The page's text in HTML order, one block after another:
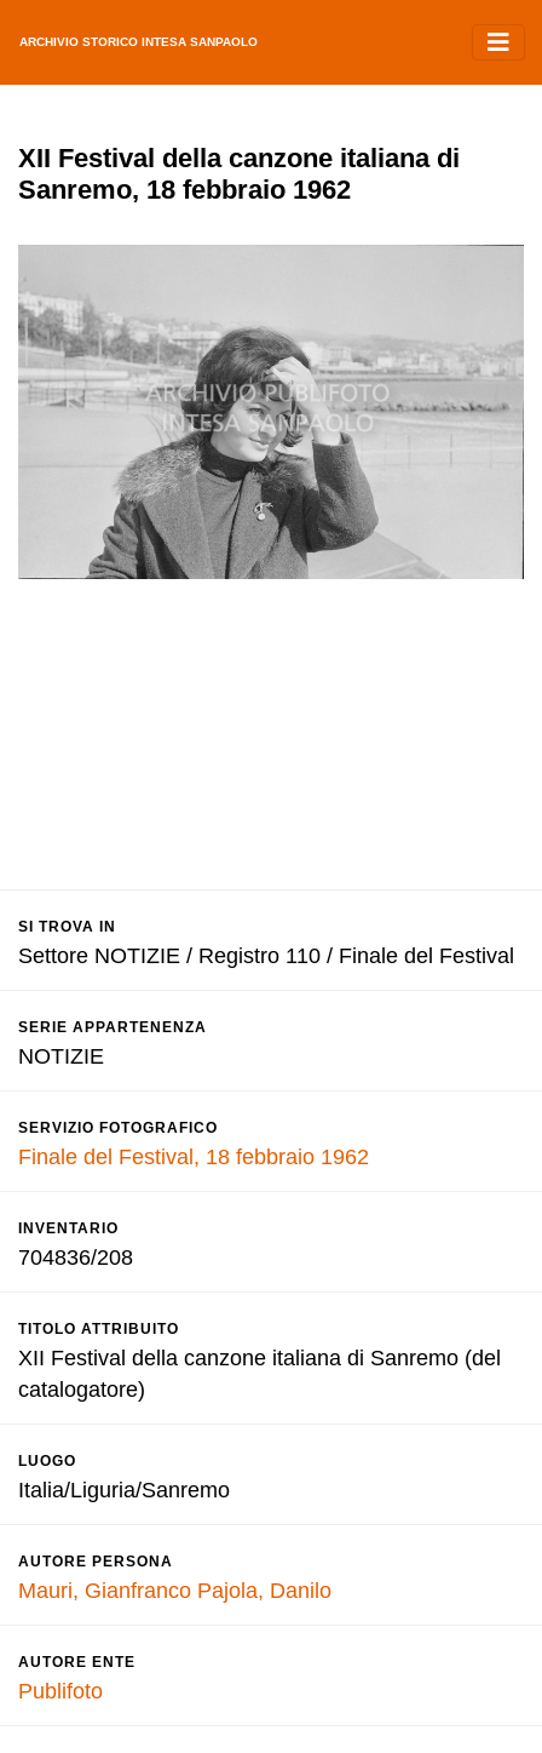
ARCHIVIO STORICO INTESA SANPAOLO
XII Festival della canzone italiana di
Sanremo, 18 febbraio 1962
SI TROVA IN
Settore NOTIZIE / Registro 110 / Finale del Festival
SERIE APPARTENENZA
NOTIZIE
SERVIZIO FOTOGRAFICO
Finale del Festival, 18 febbraio 1962
INVENTARIO
704836/208
TITOLO ATTRIBUITO
XII Festival della canzone italiana di Sanremo (del
catalogatore)
LUOGO
Italia/Liguria/Sanremo
AUTORE PERSONA
Mauri, Gianfranco Pajola, Danilo
AUTORE ENTE
Publifoto